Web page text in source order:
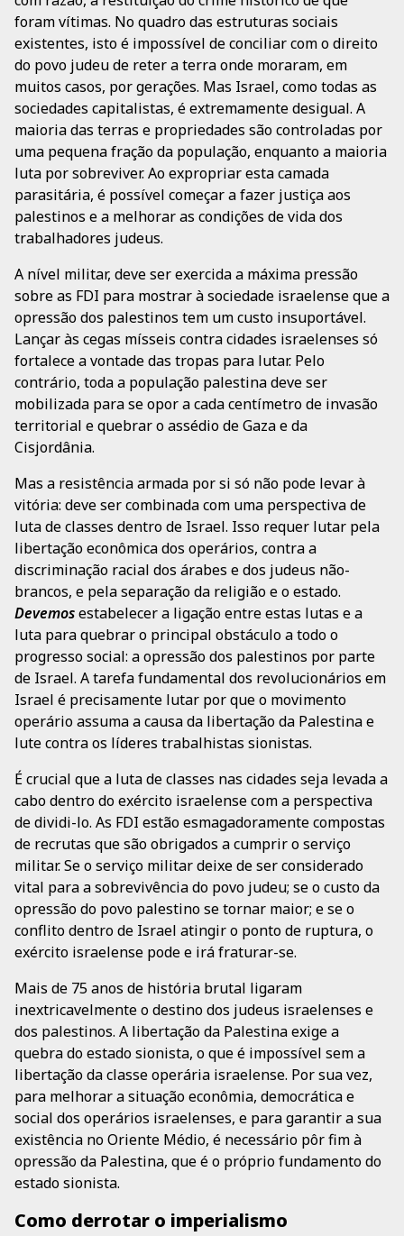
foram vítimas. No quadro das estruturas sociais
existentes, isto é impossível de conciliar com o direito
do povo judeu de reter a terra onde moraram, em
muitos casos, por gerações. Mas Israel, como todas as
sociedades capitalistas, é extremamente desigual. A
maioria das terras e propriedades são controladas por
uma pequena fração da população, enquanto a maioria
luta por sobreviver. Ao expropriar esta camada
parasitária, é possível começar a fazer justiça aos
palestinos e a melhorar as condições de vida dos
trabalhadores judeus.
A nível militar, deve ser exercida a máxima pressão
sobre as FDI para mostrar à sociedade israelense que a
opressão dos palestinos tem um custo insuportável.
Lançar às cegas mísseis contra cidades israelenses só
fortalece a vontade das tropas para lutar. Pelo
contrário, toda a população palestina deve ser
mobilizada para se opor a cada centímetro de invasão
territorial e quebrar o assédio de Gaza e da
Cisjordânia.
Mas a resistência armada por si só não pode levar à
vitória: deve ser combinada com uma perspectiva de
luta de classes dentro de Israel. Isso requer lutar pela
libertação econômica dos operários, contra a
discriminação racial dos árabes e dos judeus não-
brancos, e pela separação da religião e o estado.
Devemosestabelecer a ligação entre estas lutas e a
luta para quebrar o principal obstáculo a todo o
progresso social: a opressão dos palestinos por parte
de Israel. A tarefa fundamental dos revolucionários em
Israel é precisamente lutar por que o movimento
operário assuma a causa da libertação da Palestina e
lute contra os líderes trabalhistas sionistas.
É crucial que a luta de classes nas cidades seja levada a
cabo dentro do exército israelense com a perspectiva
de dividi-lo. As FDI estão esmagadoramente compostas
de recrutas que são obrigados a cumprir o serviço
militar. Se o serviço militar deixe de ser considerado
vital para a sobrevivência do povo judeu; se o custo da
opressão do povo palestino se tornar maior; e se o
conflito dentro de Israel atingir o ponto de ruptura, o
exército israelense pode e irá fraturar-se.
Mais de 75 anos de história brutal ligaram
inextricavelmente o destino dos judeus israelenses e
dos palestinos. A libertação da Palestina exige a
quebra do estado sionista, o que é impossível sem a
libertação da classe operária israelense. Por sua vez,
para melhorar a situação econômia, democrática e
social dos operários israelenses, e para garantir a sua
existência no Oriente Médio, é necessário pôr fim à
opressão da Palestina, que é o próprio fundamento do
estado sionista.
Como derrotar o imperialismo